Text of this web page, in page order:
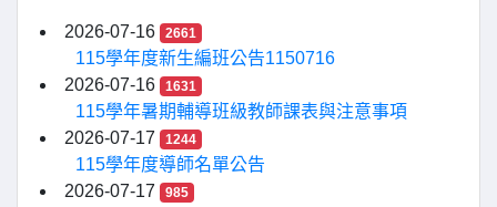
2026-07-16 2661
115學年度新生編班公告1150716
2026-07-16
1631
115學年暑期輔導班級教師課表與注意事項
2026-07-17
1244
115學年度導師名單公告
2026-07-17
985